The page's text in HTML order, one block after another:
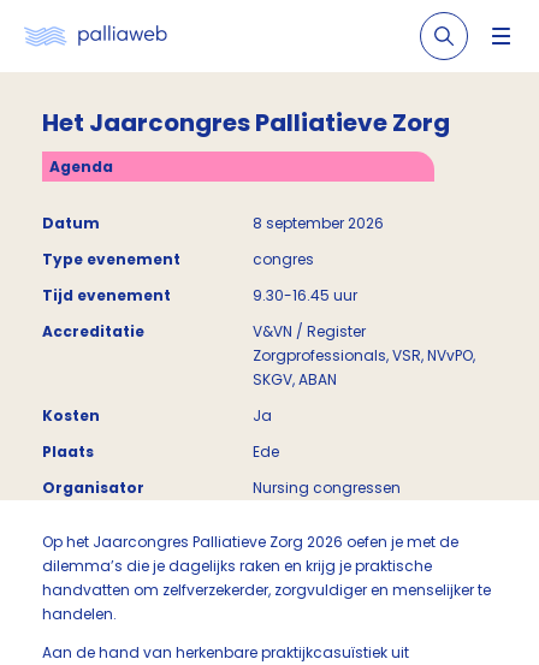
Het Jaarcongres Palliatieve Zorg
Agenda
Datum
8 september 2026
Type evenement
congres
Tijd evenement
9.30-16.45 uur
Accreditatie
V&VN / Register
Zorgprofessionals, VSR, NVvPO,
SKGV, ABAN
Kosten
Ja
Plaats
Ede
Organisator
Nursing congressen
Op het Jaarcongres Palliatieve Zorg 2026 oefen je met de
dilemma’s die je dagelijks raken en krijg je praktische
handvatten om zelfverzekerder, zorgvuldiger en menselijker te
handelen.
Aan de hand van herkenbare praktijkcasuïstiek uit